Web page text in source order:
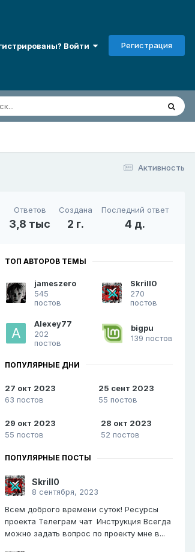
Войти Регистрация
Активность
Ответов
3,8 тыс
Создана
2 г.
Последний ответ
4 д.
ТОП АВТОРОВ ТЕМЫ
jameszero
545
постов
Skrill0
270
постов
Alexey77
202
постов
bigpu
139 постов
ПОПУЛЯРНЫЕ ДНИ
27 окт 2023
63 постов
25 сент 2023
55 постов
29 окт 2023
55 постов
28 окт 2023
52 постов
ПОПУЛЯРНЫЕ ПОСТЫ
Skrill0
8 сентября, 2023
Всем доброго времени суток! Ресурсы
проекта Телеграм чат Инструкция Всегда
можно задать вопрос по проекту мне в...